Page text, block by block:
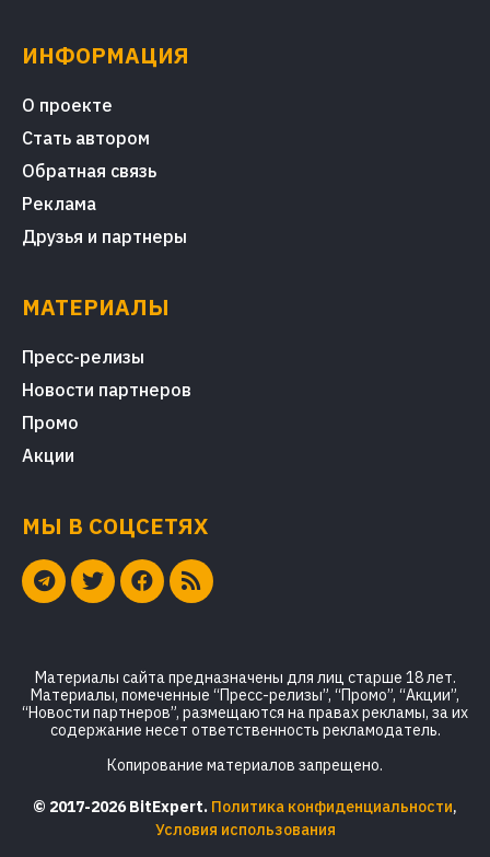
ИНФОРМАЦИЯ
О проекте
Стать автором
Обратная связь
Реклама
Друзья и партнеры
МАТЕРИАЛЫ
Пресс-релизы
Новости партнеров
Промо
Акции
МЫ В СОЦСЕТЯХ
Материалы сайта предназначены для лиц старше 18 лет.
Материалы, помеченные “Пресс-релизы”, “Промо”, “Акции”,
“Новости партнеров”, размещаются на правах рекламы, за их
содержание несет ответственность рекламодатель.
Копирование материалов запрещено.
© 2017-2026 BitExpert. Политика конфиденциальности,
Условия использования